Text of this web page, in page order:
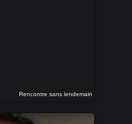
Rencontre sans lendemain